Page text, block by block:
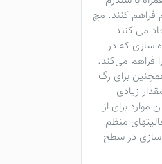
فراهم کنند. مچ
می کنند
سازی که در
فراهم می‌کند.
برای رگ
زیادی
برای از
منظم
سازی در سطح